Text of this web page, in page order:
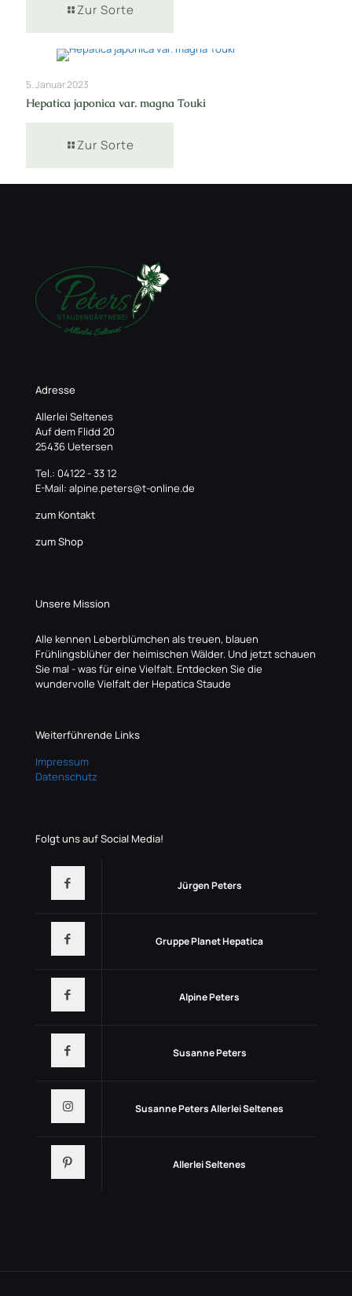
Zur Sorte
5. Januar 2023
Hepatica japonica var. magna Touki
Zur Sorte
Adresse
Allerlei Seltenes
Auf dem Flidd 20
25436 Uetersen
Tel.: 04122 - 33 12
E-Mail: alpine.peters@t-online.de
zum Kontakt
zum Shop
Unsere Mission
Alle kennen Leberblümchen als treuen, blauen
Frühlingsblüher der heimischen Wälder. Und jetzt schauen
Sie mal - was für eine Vielfalt. Entdecken Sie die
wundervolle Vielfalt der Hepatica Staude
Weiterführende Links
Impressum
Datenschutz
Folgt uns auf Social Media!
Jürgen Peters
Gruppe Planet Hepatica
Alpine Peters
Susanne Peters
Susanne Peters Allerlei Seltenes
Allerlei Seltenes